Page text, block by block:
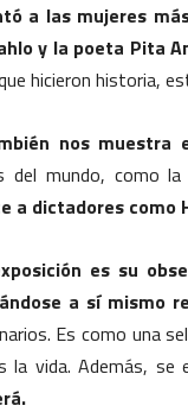
a las mujeres
y la poeta Pita
hicieron historia,
nos
del mundo, como la
a dictadores como
es su
a sí mismo
Es como una
vida. Además, se